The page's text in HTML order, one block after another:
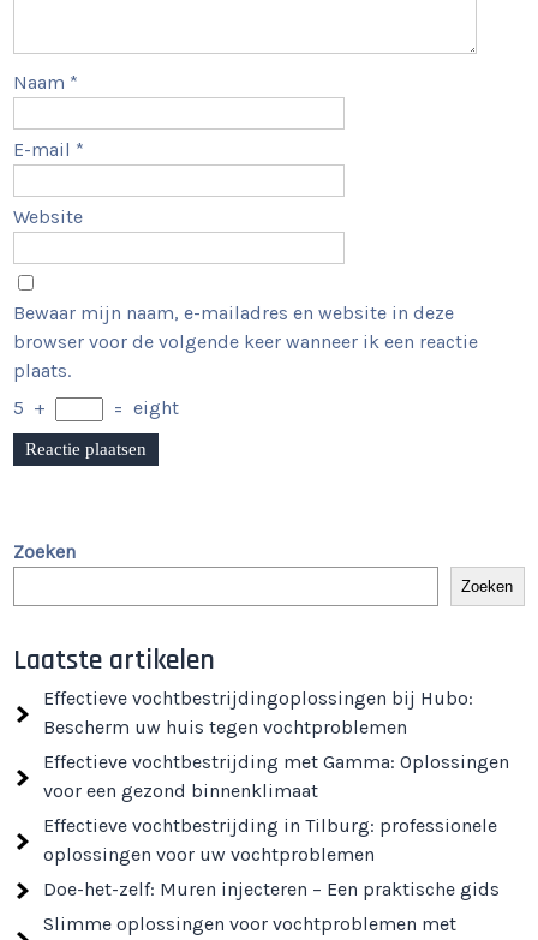
Naam *
E-mail *
Website
Bewaar mijn naam, e-mailadres en website in deze
browser voor de volgende keer wanneer ik een reactie
plaats.
5 + = eight
Zoeken
Zoeken
Laatste artikelen
Effectieve vochtbestrijdingoplossingen bij Hubo:
Bescherm uw huis tegen vochtproblemen
Effectieve vochtbestrijding met Gamma: Oplossingen
voor een gezond binnenklimaat
Effectieve vochtbestrijding in Tilburg: professionele
oplossingen voor uw vochtproblemen
Doe-het-zelf: Muren injecteren – Een praktische gids
Slimme oplossingen voor vochtproblemen met